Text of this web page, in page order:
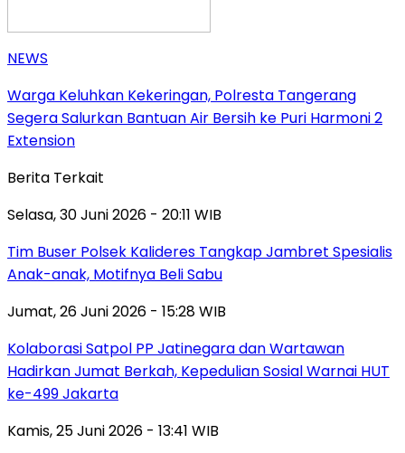
NEWS
Warga Keluhkan Kekeringan, Polresta Tangerang
Segera Salurkan Bantuan Air Bersih ke Puri Harmoni 2
Extension
Berita Terkait
Selasa, 30 Juni 2026 - 20:11 WIB
Tim Buser Polsek Kalideres Tangkap Jambret Spesialis
Anak-anak, Motifnya Beli Sabu
Jumat, 26 Juni 2026 - 15:28 WIB
Kolaborasi Satpol PP Jatinegara dan Wartawan
Hadirkan Jumat Berkah, Kepedulian Sosial Warnai HUT
ke-499 Jakarta
Kamis, 25 Juni 2026 - 13:41 WIB